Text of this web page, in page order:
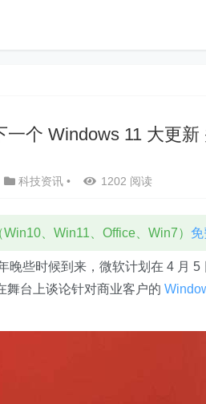
一个 Windows 11 大更新
科技资讯 • 1202 阅读
、Win11、Office、Win7）
晚些时候到来，微软计划在 4 月
舞台上谈论针对商业客户的